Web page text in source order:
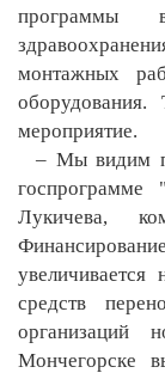
программы
монтажных
мероприятие.
– Мы видим
госпрограмме
Лукичева,
средств
организаций
Мончегорске